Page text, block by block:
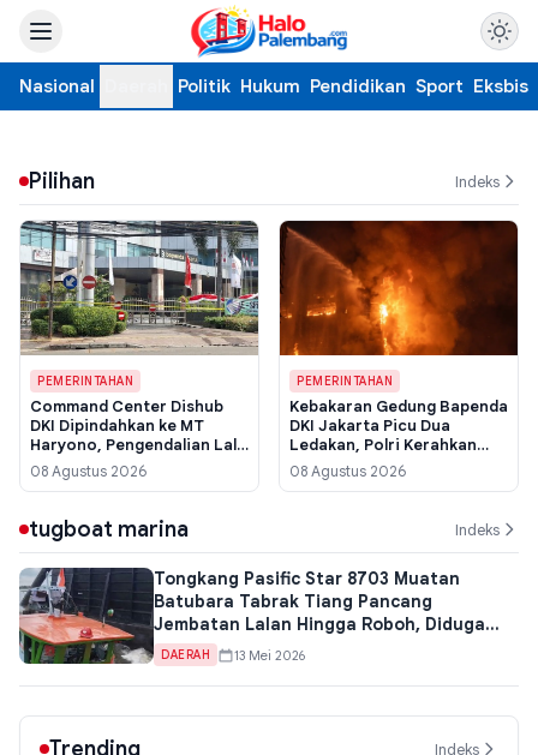
Nasional Politik Hukum Pendidikan Sport Eksbis
Pilihan Indeks
PEMERINTAHAN
Command Center Dishub
DKI Dipindahkan ke MT
Haryono, Pengendalian Lalu
Lintas Terjaga Pasca
Kebakaran Bapenda
08 Agustus 2026
PEMERINTAHAN
Kebakaran Gedung Bapenda
DKI Jakarta Picu Dua
Ledakan, Polri Kerahkan
Tim Forensik Usut Sumber
Api
08 Agustus 2026
tugboat marina Indeks
Tongkang Pasific Star 8703 Muatan
Batubara Tabrak Tiang Pancang
Jembatan Lalan Hingga Roboh, Diduga
Akibat Kelalaian Tali Tunda
DAERAH 13 Mei 2026
Trending Indeks